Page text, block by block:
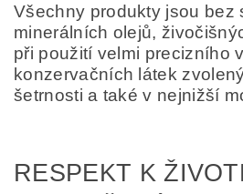
Všechny produkty jsou bez
minerálních olejů,
při použití velmi precizního
konzervačních látek
šetrnosti a také v nejnižší
RESPEKT K